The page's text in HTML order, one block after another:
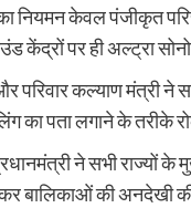
नियमन केवल पंजीकृत
केंद्रों पर ही अल्ट्रा
परिवार कल्याण मंत्री ने
का पता लगाने के तरीके
ने सभी राज्यों
बालिकाओं की अनदेखी की